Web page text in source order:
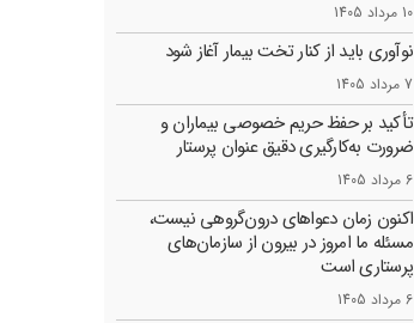
10 مرداد 1405
نوآوری باید از کنار تخت بیمار آغاز شود
7 مرداد 1405
تأکید بر حفظ حریم خصوصی بیماران و
ضرورت به‌کارگیری دقیق عنوان پرستار
6 مرداد 1405
اکنون زمان دعواهای درون‌گروهی نیست،
مسئله ما امروز در بیرون از سازمان‌های
پرستاری است
6 مرداد 1405